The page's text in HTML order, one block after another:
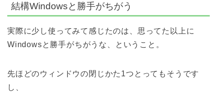
結構Windowsと勝手がちがう
実際に少し使ってみて感じたのは、思ってた以上に
Windowsと勝手がちがうな、ということ。
先ほどのウィンドウの閉じかた1つとってもそうです
し、